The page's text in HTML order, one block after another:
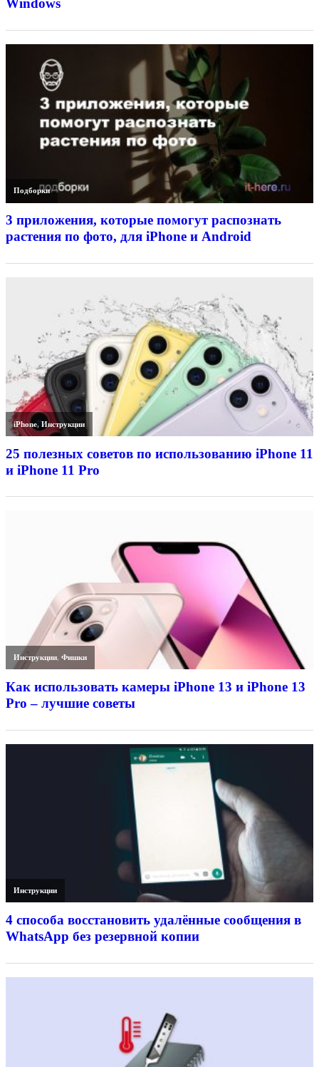
Windows
Подборки
3 приложения, которые помогут распознать
растения по фото, для iPhone и Android
iPhone,Инструкции
25 полезных советов по использованию iPhone 11
и iPhone 11 Pro
Инструкции,Фишки
Как использовать камеры iPhone 13 и iPhone 13
Pro – лучшие советы
Инструкции
4 способа восстановить удалённые сообщения в
WhatsApp без резервной копии